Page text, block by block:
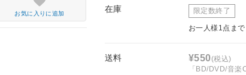
在庫 限定数終了
お一人様1点まで
送料 ¥550(税込)
「BD/DVD/音
お気に入りに追加